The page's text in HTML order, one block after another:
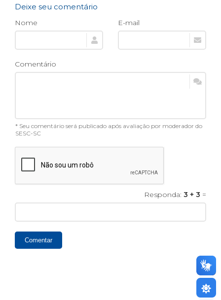
Deixe seu comentário
Nome E-mail
Comentário
* Seu comentário será publicado após avaliação por moderador do
SESC-SC
Responda: 3 + 3 =
Comentar